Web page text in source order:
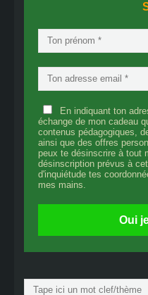
En indiquant ton
échange de mon cadeau
contenus pédagogiques,
ainsi que des offres
peux te désinscrire à tout
désinscription prévus à
d'inquiétude tes
mes mains.
Oui
Rechercher